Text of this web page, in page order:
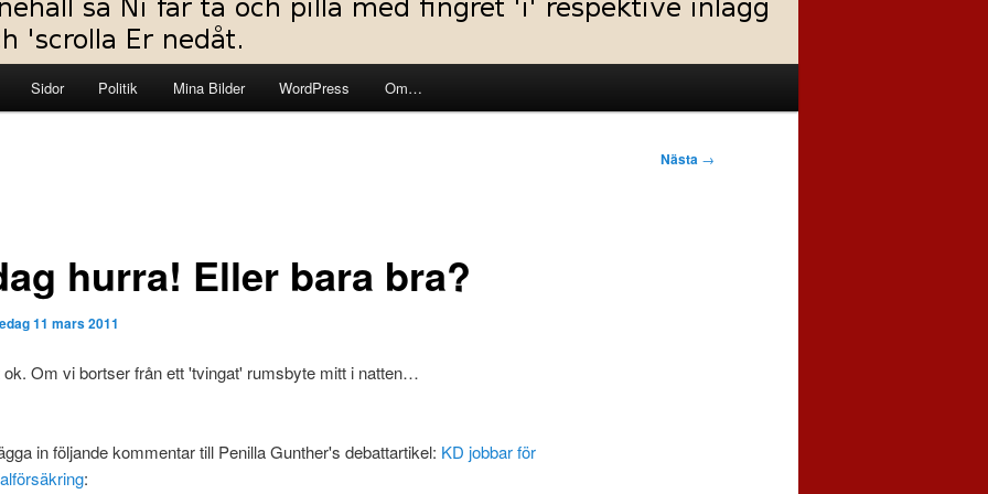
Sidor Politik Mina Bilder WordPress Om…
Nästa →
hurra! Eller bara bra?
11 mars 2011
ok. Om vi bortser från ett 'tvingat' rumsbyte mitt i natten…
in följande kommentar till Penilla Gunther's debattartikel: KD jobbar för
: